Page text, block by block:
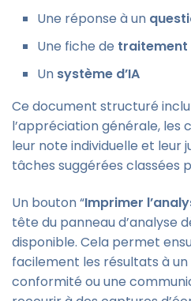
Une réponse à un
Une fiche de traitement
Un système d’IA
Ce document structuré
l’appréciation générale, les
leur note individuelle et leur
tâches suggérées classées
Un bouton “Imprimer
tête du panneau d’analyse
disponible. Cela permet
facilement les résultats à
conformité ou une